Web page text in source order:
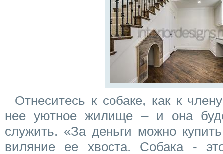
Отнеситесь к собаке, как к
нее уютное жилище – и она
служить. «За деньги можно
виляние ее хвоста. Собака -